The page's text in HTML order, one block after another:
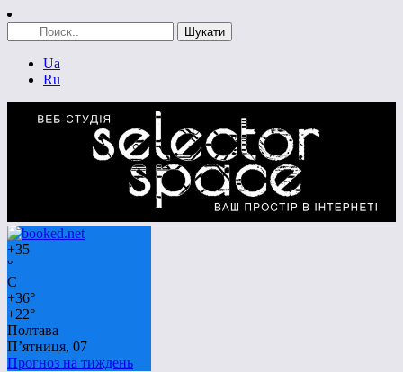
Ua
Ru
+35
°
C
+36°
+22°
Полтава
П’ятниця, 07
Прогноз на тиждень